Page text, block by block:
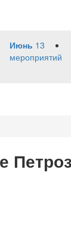
Июнь 13
мероприятий